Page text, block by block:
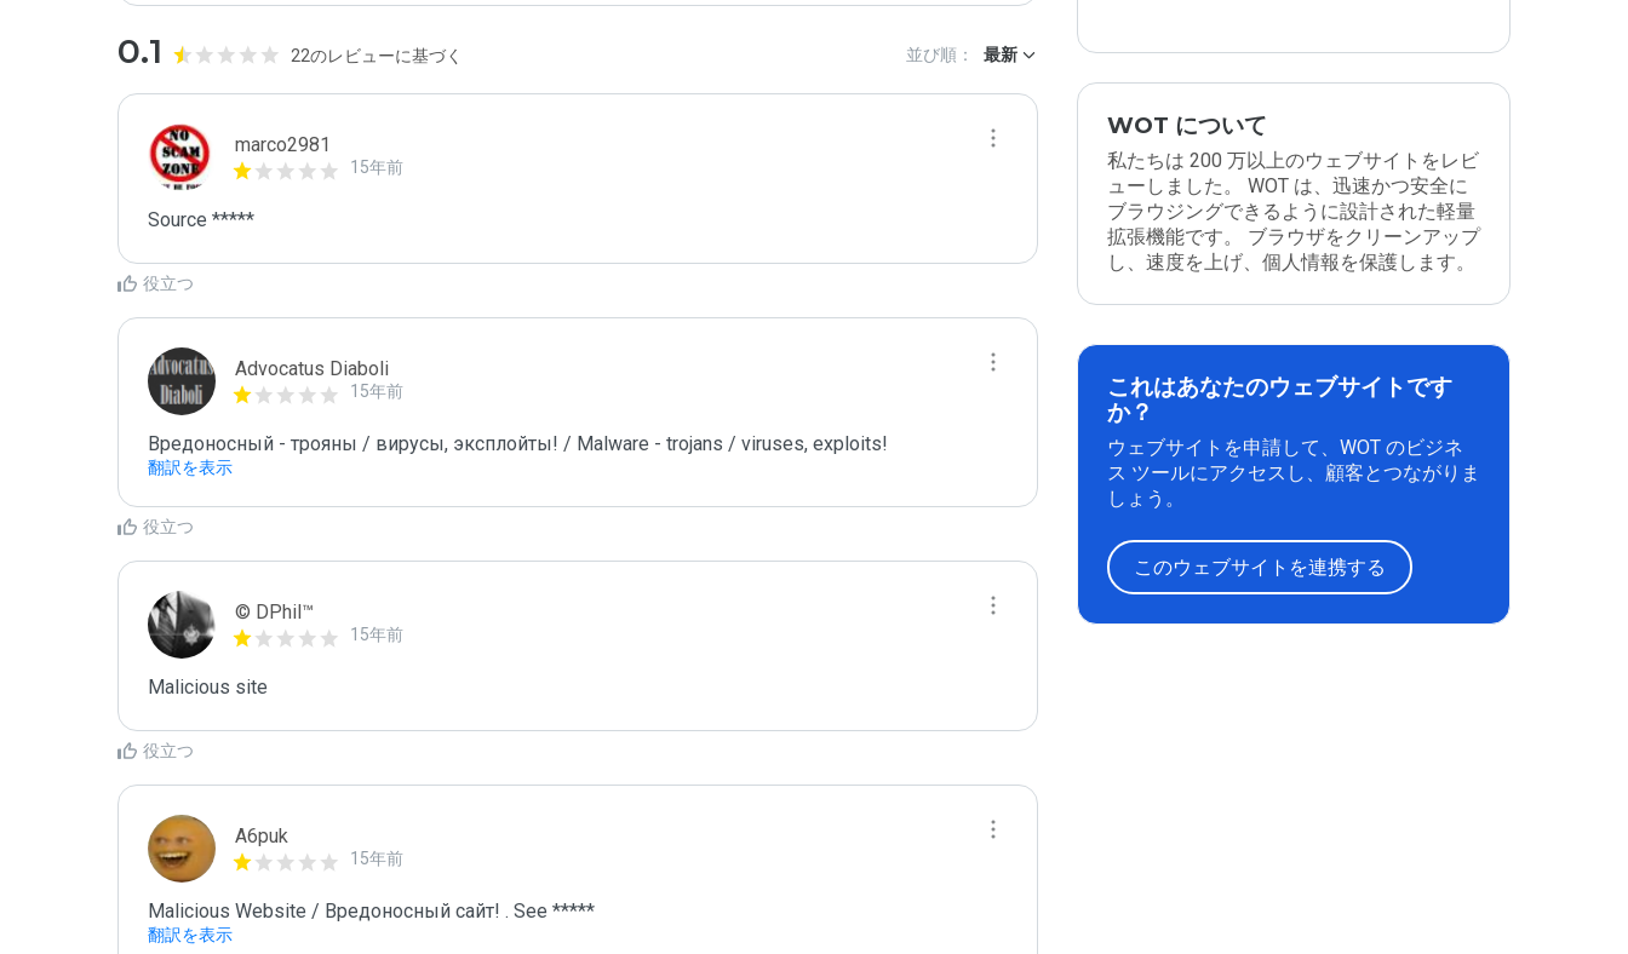
0.1 22のレビューに基づく 並び順： 最新
marco2981
15年前
Source *****
役立つ
Advocatus Diaboli
15年前
Вредоносный - трояны / вирусы, эксплойты! / Malware - trojans / viruses, exploits!
翻訳を表示
役立つ
© DPhil™
15年前
Malicious site
役立つ
A6puk
15年前
Malicious Website / Вредоносный сайт! . See *****
翻訳を表示
WOT について
私たちは 200 万以上のウェブサイトをレビ
ューしました。 WOT は、迅速かつ安全に
ブラウジングできるように設計された軽量
拡張機能です。 ブラウザをクリーンアップ
し、速度を上げ、個人情報を保護します。
これはあなたのウェブサイトです
か？
ウェブサイトを申請して、WOT のビジネ
ス ツールにアクセスし、顧客とつながりま
しょう。
このウェブサイトを連携する